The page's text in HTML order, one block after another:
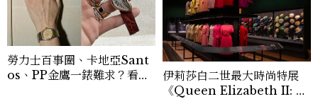
勞力士百事圈、卡地亞Sant
os、PP金鷹一錶難求？看二
伊莉莎白二世最大時尚特展
《Queen Elizabeth II: H